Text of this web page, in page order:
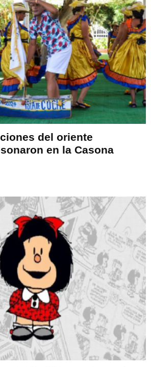
del oriente
en la Casona